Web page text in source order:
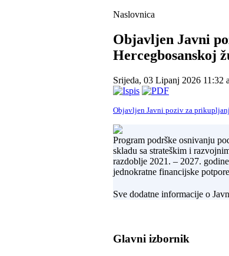
Naslovnica
Objavljen Javni
Hercegbosanskoj
Srijeda, 03 Lipanj 2026 11:32
Objavljen Javni poziv za
Program podrške osnivanju
skladu sa strateškim i
razdoblje 2021. – 2027.
jednokratne financijske
Sve dodatne informacije o
Glavni izbornik